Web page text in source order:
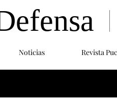
Noticias Revista